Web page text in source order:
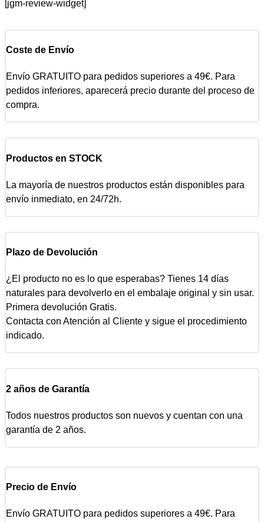
[jgm-review-widget]
Coste de Envío
Envío GRATUITO para pedidos superiores a 49€. Para
pedidos inferiores, aparecerá precio durante del proceso de
compra.
Productos en STOCK
La mayoría de nuestros productos están disponibles para
envío inmediato, en 24/72h.
Plazo de Devolución
¿El producto no es lo que esperabas? Tienes 14 días
naturales para devolverlo en el embalaje original y sin usar.
Primera devolución Gratis.
Contacta con Atención al Cliente y sigue el procedimiento
indicado.
2 años de Garantía
Todos nuestros productos son nuevos y cuentan con una
garantía de 2 años.
Precio de Envío
Envío GRATUITO para pedidos superiores a 49€. Para